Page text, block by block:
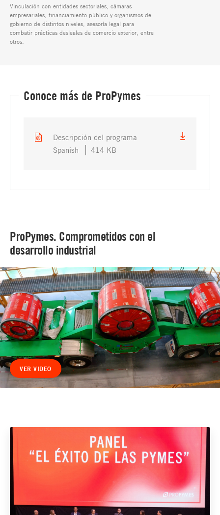
Vinculación con entidades sectoriales, cámaras
empresariales, financiamiento público y organismos de
gobierno de distintos niveles, asesoría legal para
combatir prácticas desleales de comercio exterior, entre
otros.
Conoce más de ProPymes
Descripción del programa
Spanish
414 KB
ProPymes. Comprometidos con el
desarrollo industrial
VER VIDEO